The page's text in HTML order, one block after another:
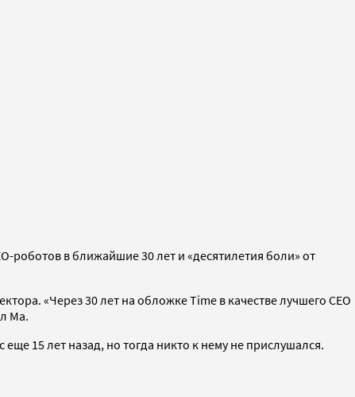
роботов в ближайшие 30 лет и «десятилетия боли» от
«Через 30 лет на обложке Time в качестве лучшего CEO
Ма.
15 лет назад, но тогда никто к нему не прислушался.